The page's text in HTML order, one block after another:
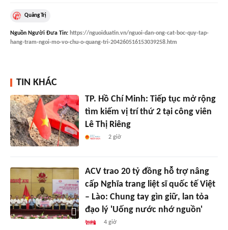
Quảng Trị
Nguồn Người Đưa Tin: https://nguoiduatin.vn/nguoi-dan-ong-cat-boc-quy-tap-
hang-tram-ngoi-mo-vo-chu-o-quang-tri-204260516153039258.htm
TIN KHÁC
TP. Hồ Chí Minh: Tiếp tục mở rộng
tìm kiếm vị trí thứ 2 tại công viên
Lê Thị Riêng
2 giờ
ACV trao 20 tỷ đồng hỗ trợ nâng
cấp Nghĩa trang liệt sĩ quốc tế Việt
– Lào: Chung tay gìn giữ, lan tỏa
đạo lý 'Uống nước nhớ nguồn'
4 giờ